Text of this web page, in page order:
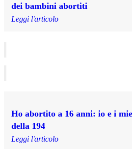
dei bambini abortiti
Leggi l'articolo
Ho abortito a 16 anni: io e i
della 194
Leggi l'articolo